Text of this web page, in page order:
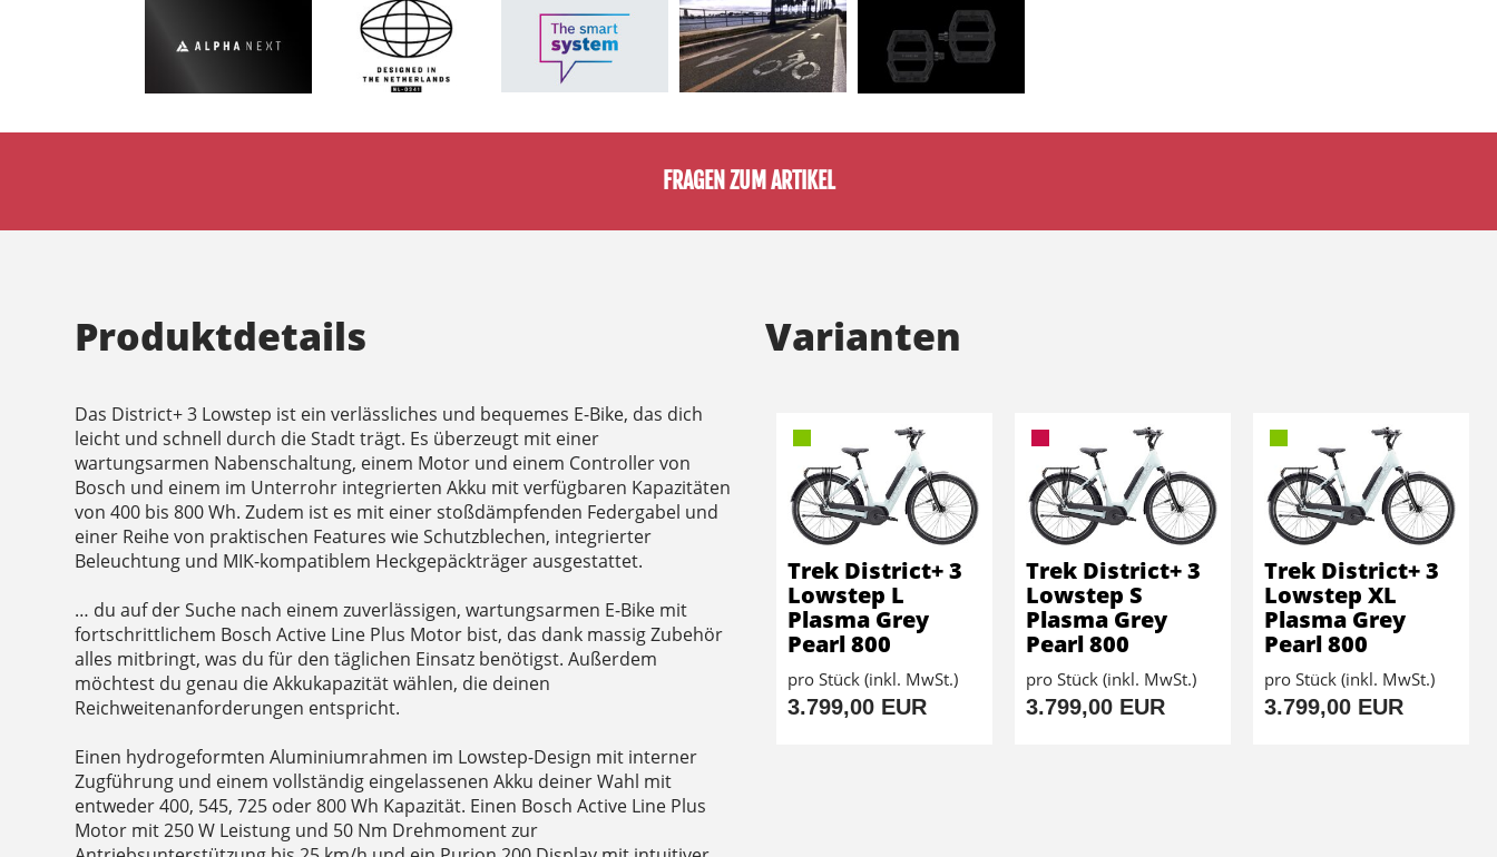
FRAGEN ZUM ARTIKEL
Produktdetails
Das District+ 3 Lowstep ist ein verlässliches und bequemes E-Bike, das dich
leicht und schnell durch die Stadt trägt. Es überzeugt mit einer
wartungsarmen Nabenschaltung, einem Motor und einem Controller von
Bosch und einem im Unterrohr integrierten Akku mit verfügbaren Kapazitäten
von 400 bis 800 Wh. Zudem ist es mit einer stoßdämpfenden Federgabel und
einer Reihe von praktischen Features wie Schutzblechen, integrierter
Beleuchtung und MIK-kompatiblem Heckgepäckträger ausgestattet.
… du auf der Suche nach einem zuverlässigen, wartungsarmen E-Bike mit
fortschrittlichem Bosch Active Line Plus Motor bist, das dank massig Zubehör
alles mitbringt, was du für den täglichen Einsatz benötigst. Außerdem
möchtest du genau die Akkukapazität wählen, die deinen
Reichweitenanforderungen entspricht.
Einen hydrogeformten Aluminiumrahmen im Lowstep-Design mit interner
Zugführung und einem vollständig eingelassenen Akku deiner Wahl mit
entweder 400, 545, 725 oder 800 Wh Kapazität. Einen Bosch Active Line Plus
Motor mit 250 W Leistung und 50 Nm Drehmoment zur
Varianten
Trek District+ 3
Lowstep L
Plasma Grey
Pearl 800
pro Stück (inkl. MwSt.)
3.799,00 EUR
Trek District+ 3
Lowstep S
Plasma Grey
Pearl 800
pro Stück (inkl. MwSt.)
3.799,00 EUR
Trek District+ 3
Lowstep XL
Plasma Grey
Pearl 800
pro Stück (inkl. MwSt.)
3.799,00 EUR